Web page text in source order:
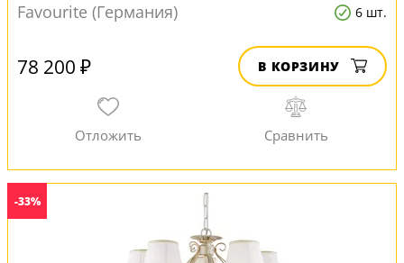
Favourite (Германия) 6 шт.
78 200 ₽ В КОРЗИНУ
-33%